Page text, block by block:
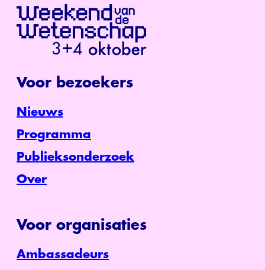
Voor bezoekers
Nieuws
Programma
Publieksonderzoek
Over
Voor organisaties
Ambassadeurs